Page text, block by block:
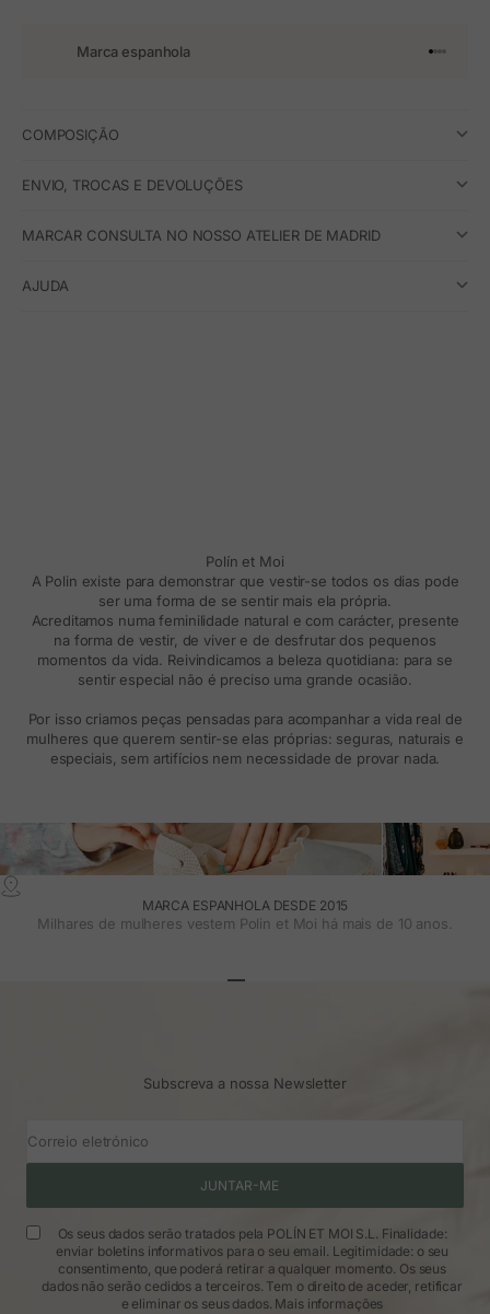
Marca espanhola Ir para o
Ir para
Ir para
Ir para
COMPOSIÇÃO
ENVIO, TROCAS E DEVOLUÇÕES
MARCAR CONSULTA NO NOSSO ATELIER DE MADRID
AJUDA
Polín et Moi
A Polin existe para demonstrar que vestir-se todos os dias pode
ser uma forma de se sentir mais ela própria.
Acreditamos numa feminilidade natural e com carácter, presente
na forma de vestir, de viver e de desfrutar dos pequenos
momentos da vida. Reivindicamos a beleza quotidiana: para se
sentir especial não é preciso uma grande ocasião.
Por isso criamos peças pensadas para acompanhar a vida real de
mulheres que querem sentir-se elas próprias: seguras, naturais e
especiais, sem artifícios nem necessidade de provar nada.
MARCA ESPANHOLA DESDE 2015
Milhares de mulheres vestem Polin et Moi há mais de 10 anos.
Subscreva a nossa Newsletter
Correio eletrónico
JUNTAR-ME
Os seus dados serão tratados pela POLÍN ET MOI S.L. Finalidade:
enviar boletins informativos para o seu email. Legitimidade: o seu
consentimento, que poderá retirar a qualquer momento. Os seus
dados não serão cedidos a terceiros. Tem o direito de aceder, retificar
e eliminar os seus dados. Mais informações